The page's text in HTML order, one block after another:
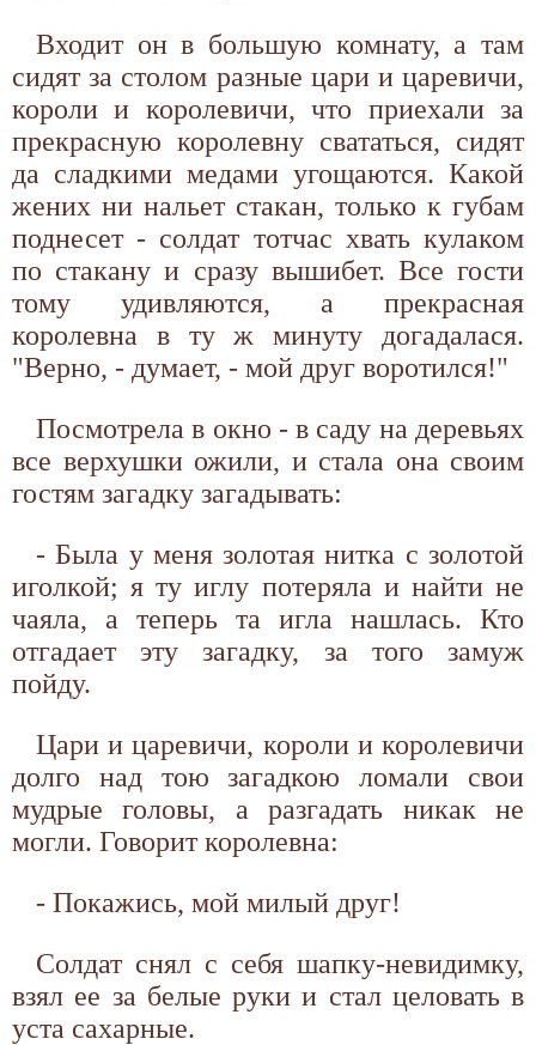
Входит он в большую комнату, а там
сидят за столом разные цари и царевичи,
короли и королевичи, что приехали за
прекрасную королевну свататься, сидят
да сладкими медами угощаются. Какой
жених ни нальет стакан, только к губам
поднесет - солдат тотчас хвать кулаком
по стакану и сразу вышибет. Все гости
тому удивляются, а прекрасная
королевна в ту ж минуту догадалася.
"Верно, - думает, - мой друг воротился!"
Посмотрела в окно - в саду на деревьях
все верхушки ожили, и стала она своим
гостям загадку загадывать:
- Была у меня золотая нитка с золотой
иголкой; я ту иглу потеряла и найти не
чаяла, а теперь та игла нашлась. Кто
отгадает эту загадку, за того замуж
пойду.
Цари и царевичи, короли и королевичи
долго над тою загадкою ломали свои
мудрые головы, а разгадать никак не
могли. Говорит королевна:
- Покажись, мой милый друг!
Солдат снял с себя шапку-невидимку,
взял ее за белые руки и стал целовать в
уста сахарные.